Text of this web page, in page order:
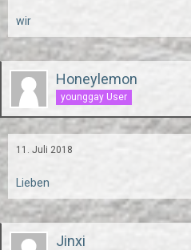
wir
Honeylemon
younggay User
11. Juli 2018
Lieben
Jinxi